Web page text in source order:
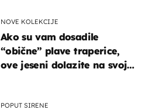
NOVE KOLEKCIJE
Ako su vam dosadile
“obične” plave traperice,
ove jeseni dolazite na svoje
POPUT SIRENE